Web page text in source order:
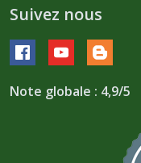
Suivez nous
Note globale : 4,9/5